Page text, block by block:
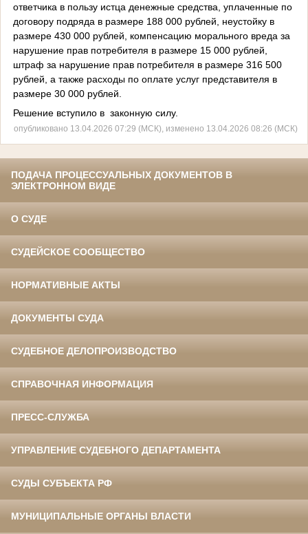
ответчика в пользу истца денежные средства, уплаченные по
договору подряда в размере 188 000 рублей, неустойку в
размере 430 000 рублей, компенсацию морального вреда за
нарушение прав потребителя в размере 15 000 рублей,
штраф за нарушение прав потребителя в размере 316 500
рублей, а также расходы по оплате услуг представителя в
размере 30 000 рублей.
Решение вступило в законную силу.
опубликовано 13.04.2026 07:29 (МСК), изменено 13.04.2026 08:26 (МСК)
ПОДАЧА ПРОЦЕССУАЛЬНЫХ ДОКУМЕНТОВ В
ЭЛЕКТРОННОМ ВИДЕ
О СУДЕ
СУДЕЙСКОЕ СООБЩЕСТВО
НОРМАТИВНЫЕ АКТЫ
ДОКУМЕНТЫ СУДА
СУДЕБНОЕ ДЕЛОПРОИЗВОДСТВО
СПРАВОЧНАЯ ИНФОРМАЦИЯ
ПРЕСС-СЛУЖБА
УПРАВЛЕНИЕ СУДЕБНОГО ДЕПАРТАМЕНТА
СУДЫ СУБЪЕКТА РФ
МУНИЦИПАЛЬНЫЕ ОРГАНЫ ВЛАСТИ